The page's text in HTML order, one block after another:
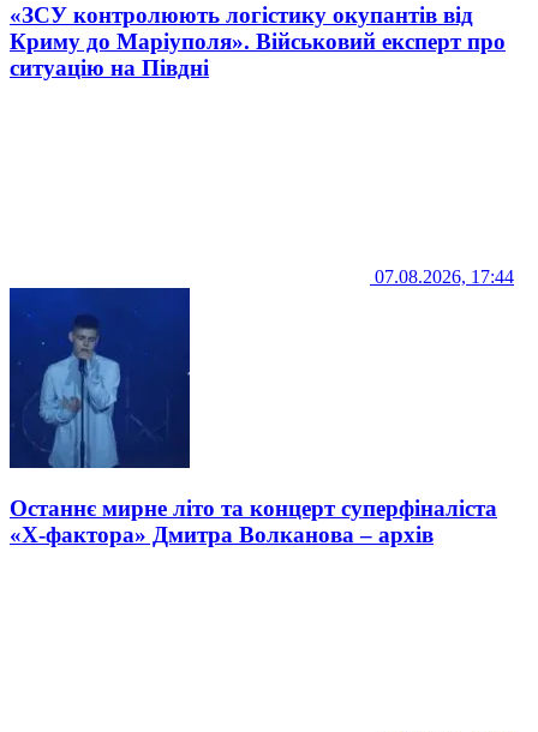
«ЗСУ контролюють логістику окупантів від
Криму до Маріуполя». Військовий експерт про
ситуацію на Півдні
07.08.2026, 17:44
Останнє мирне літо та концерт суперфіналіста
«Х-фактора» Дмитра Волканова – архів